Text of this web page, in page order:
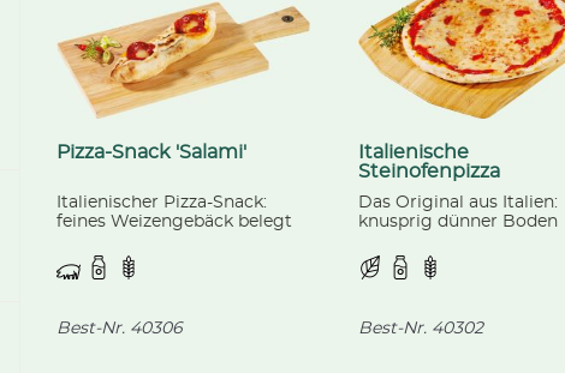
Pizza-Snack 'Salami'
Italienischer Pizza-Snack:
feines Weizengebäck belegt
Peperoni-Wurst und
fruchtiger Tomatensauce.
Best-Nr. 40306
Italienische
Steinofenpizza
Das Original aus Italien:
knusprig dünner Boden
Tomatensauce und
Mozzarella, verfeinert mit
Best-Nr. 40302